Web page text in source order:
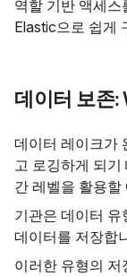
역할 기반 액세
Elastic으로 쉽게
데이터 보존:
데이터 레이크가
고 로깅하게 되
간 레벨을 활용할
기관은 데이터 유
데이터를 저장합
이러한 유형의